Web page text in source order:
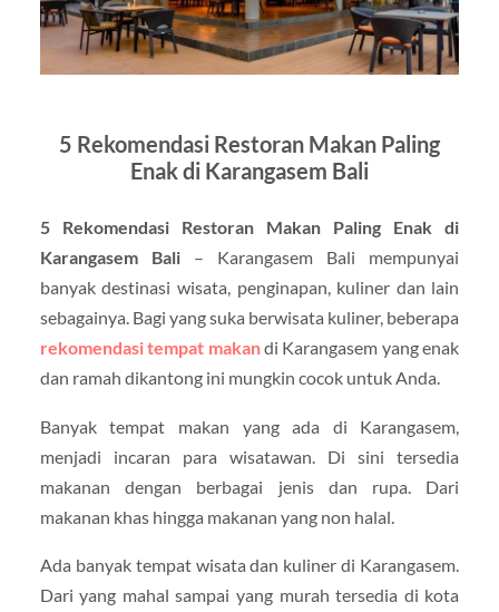
5 Rekomendasi Restoran Makan Paling
Enak di Karangasem Bali
5 Rekomendasi Restoran Makan Paling Enak di
Karangasem Bali– Karangasem Bali mempunyai
banyak destinasi wisata, penginapan, kuliner dan lain
sebagainya. Bagi yang suka berwisata kuliner, beberapa
rekomendasi tempat makandi Karangasem yang enak
dan ramah dikantong ini mungkin cocok untuk Anda.
Banyak tempat makan yang ada di Karangasem,
menjadi incaran para wisatawan. Di sini tersedia
makanan dengan berbagai jenis dan rupa. Dari
makanan khas hingga makanan yang non halal.
Ada banyak tempat wisata dan kuliner di Karangasem.
Dari yang mahal sampai yang murah tersedia di kota